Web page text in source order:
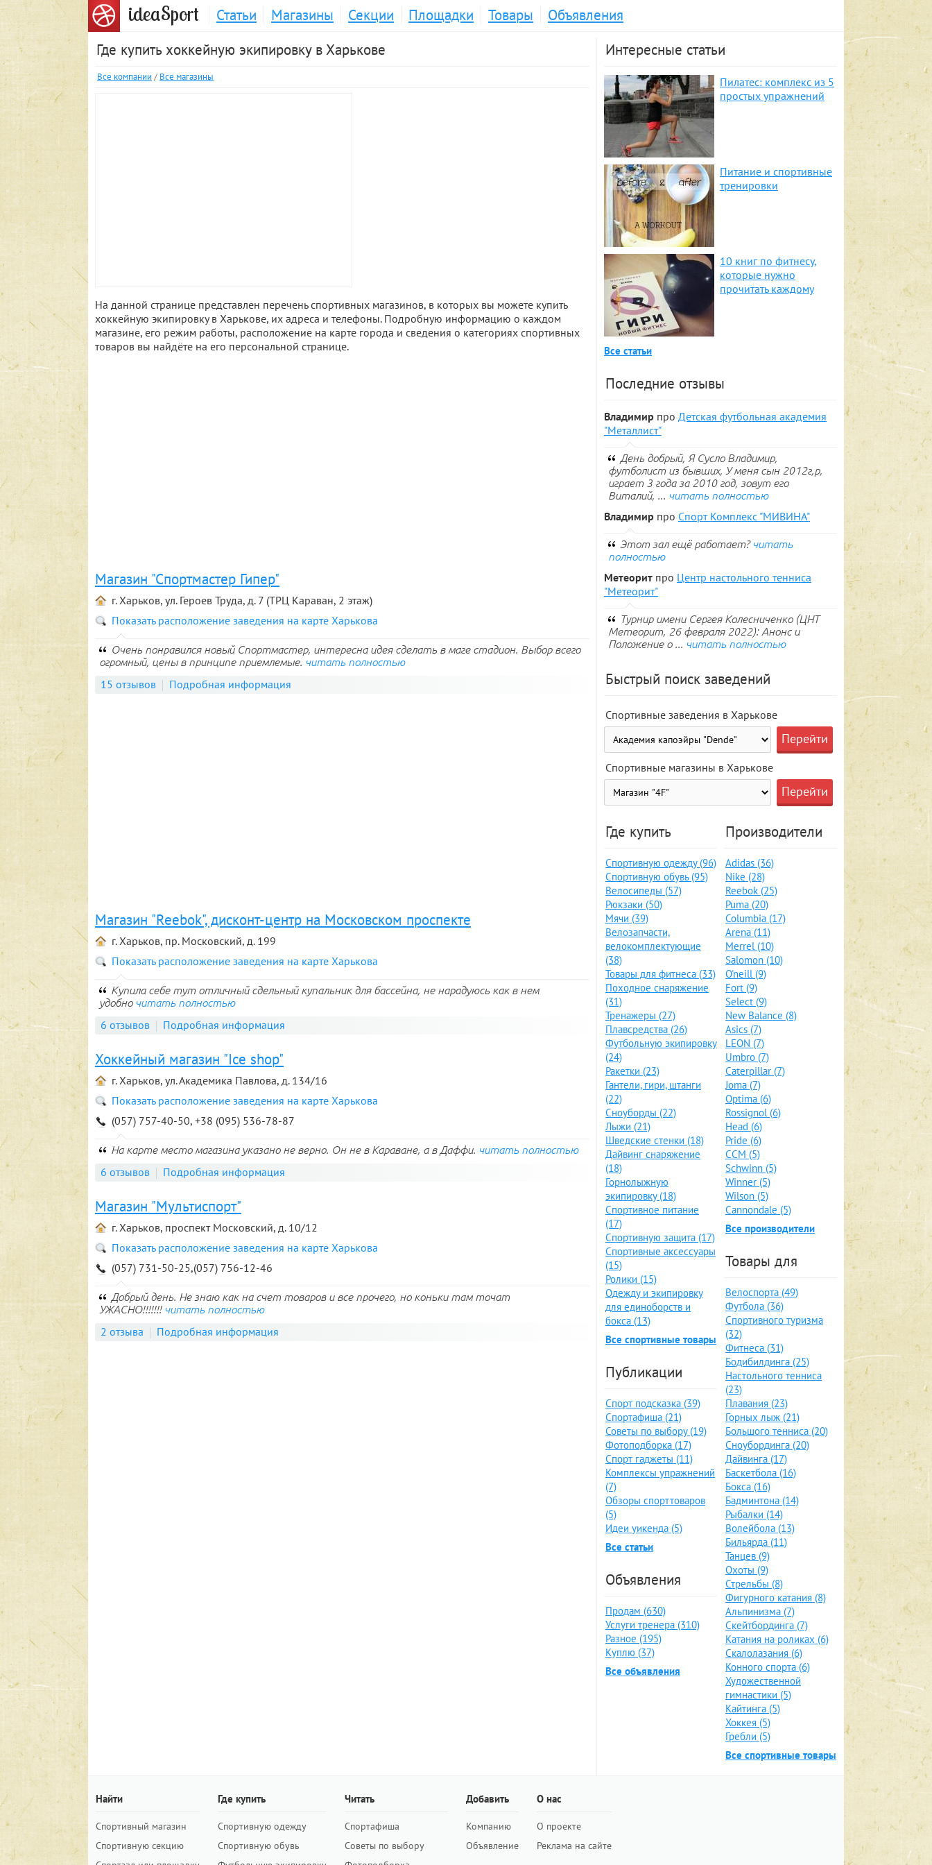
ideaSport Статьи Магазины Секции Площадки Товары
Объявления
Где купить хоккейную экипировку в Харькове
Все компании / Все магазины
На данной странице представлен перечень спортивных магазинов, в которых вы можете купить
хоккейную экипировку в Харькове, их адреса и телефоны. Подробную информацию о каждом
магазине, его режим работы, расположение на карте города и сведения о категориях спортивных
товаров вы найдёте на его персональной странице.
Магазин "Спортмастер Гипер"
г. Харьков, ул. Героев Труда, д. 7 (ТРЦ Караван, 2 этаж)
Показать расположение заведения на карте Харькова
Очень понравился новый Спортмастер, интересна идея сделать в маге стадион. Выбор всего
огромный, цены в принципе приемлемые. читать полностью
15 отзывов Подробная информация
Магазин "Reebok", дисконт-центр на Московском проспекте
г. Харьков, пр. Московский, д. 199
Показать расположение заведения на карте Харькова
Купила себе тут отличный сдельный купальник для бассейна, не нарадуюсь как в нем
удобно читать полностью
6 отзывов Подробная информация
Хоккейный магазин "Ice shop"
г. Харьков, ул. Академика Павлова, д. 134/16
Показать расположение заведения на карте Харькова
(057) 757-40-50, +38 (095) 536-78-87
На карте место магазина указано не верно. Он не в Караване, а в Даффи. читать полностью
6 отзывов Подробная информация
Магазин "Мультиспорт"
г. Харьков, проспект Московский, д. 10/12
Показать расположение заведения на карте Харькова
(057) 731-50-25,(057) 756-12-46
Добрый день. Не знаю как на счет товаров и все прочего, но коньки там точат
УЖАСНО!!!!!!! читать полностью
2 отзыва Подробная информация
Интересные статьи
Пилатес: комплекс из 5
простых упражнений
Питание и спортивные
тренировки
10 книг по фитнесу,
которые нужно
прочитать каждому
Все статьи
Последние отзывы
Владимир про Детская футбольная академия
"Металлист"
День добрый, Я Сусло Владимир,
футболист из бывших, У меня сын 2012г,р,
играет 3 года за 2010 год, зовут его
Виталий, ... читать полностью
Владимир про Спорт Комплекс "МИВИНА"
Этот зал ещё работает? читать
полностью
Метеорит про Центр настольного тенниса
"Метеорит"
Турнир имени Сергея Колесниченко (ЦНТ
Метеорит, 26 февраля 2022): Анонс и
Положение о ... читать полностью
Быстрый поиск заведений
Спортивные заведения в Харькове
Спортивные магазины в Харькове
Где купить
Спортивную одежду (96)
Спортивную обувь (95)
Велосипеды (57)
Рюкзаки (50)
Мячи (39)
Велозапчасти,
велокомплектующие
(38)
Товары для фитнеса (33)
Походное снаряжение
(31)
Тренажеры (27)
Плавсредства (26)
Футбольную экипировку
(24)
Ракетки (23)
Гантели, гири, штанги
(22)
Сноуборды (22)
Лыжи (21)
Шведские стенки (18)
Дайвинг снаряжение
(18)
Горнолыжную
экипировку (18)
Спортивное питание
(17)
Спортивную защита (17)
Спортивные аксессуары
(15)
Ролики (15)
Одежду и экипировку
для единоборств и
бокса (13)
Все спортивные товары
Публикации
Спорт подсказка (39)
Спортафиша (21)
Советы по выбору (19)
Фотоподборка (17)
Спорт гаджеты (11)
Комплексы упражнений
(7)
Обзоры спорттоваров
(5)
Идеи уикенда (5)
Все статьи
Объявления
Продам (630)
Услуги тренера (310)
Разное (195)
Куплю (37)
Все объявления
Производители
Adidas (36)
Nike (28)
Reebok (25)
Puma (20)
Columbia (17)
Arena (11)
Merrel (10)
Salomon (10)
O'neill (9)
Fort (9)
Select (9)
New Balance (8)
Asics (7)
LEON (7)
Umbro (7)
Caterpillar (7)
Joma (7)
Optima (6)
Rossignol (6)
Head (6)
Pride (6)
CCM (5)
Schwinn (5)
Winner (5)
Wilson (5)
Cannondale (5)
Все производители
Товары для
Велоспорта (49)
Футбола (36)
Спортивного туризма
(32)
Фитнеса (31)
Бодибилдинга (25)
Настольного тенниса
(23)
Плавания (23)
Горных лыж (21)
Большого тенниса (20)
Сноубординга (20)
Дайвинга (17)
Баскетбола (16)
Бокса (16)
Бадминтона (14)
Рыбалки (14)
Волейбола (13)
Бильярда (11)
Танцев (9)
Охоты (9)
Стрельбы (8)
Фигурного катания (8)
Альпинизма (7)
Скейтбординга (7)
Катания на роликах (6)
Скалолазания (6)
Конного спорта (6)
Художественной
гимнастики (5)
Кайтинга (5)
Хоккея (5)
Гребли (5)
Все спортивные товары
Найти
Спортивный магазин
Спортивную секцию
Где купить
Спортивную одежду
Спортивную обувь
Читать
Спортафиша
Советы по выбору
Добавить
Компанию
Объявление
О нас
О проекте
Реклама на сайте